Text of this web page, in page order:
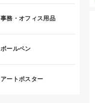
事務・オフィス用品
ボールペン
アートポスター